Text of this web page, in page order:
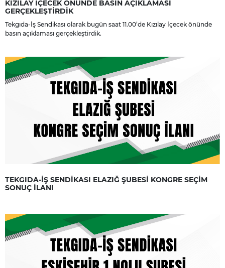
KIZILAY İÇECEK ÖNÜNDE BASIN AÇIKLAMASI
GERÇEKLEŞTİRDİK
Tekgıda-İş Sendikası olarak bugün saat 11.00’de Kızılay İçecek önünde
basın açıklaması gerçekleştirdik.
TEKGIDA-İŞ SENDİKASI ELAZIĞ ŞUBESİ KONGRE SEÇİM
SONUÇ İLANI